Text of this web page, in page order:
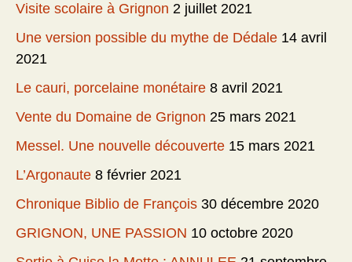
Visite scolaire à Grignon 2 juillet 2021
Une version possible du mythe de Dédale 14 avril
2021
Le cauri, porcelaine monétaire 8 avril 2021
Vente du Domaine de Grignon 25 mars 2021
Messel. Une nouvelle découverte 15 mars 2021
L’Argonaute 8 février 2021
Chronique Biblio de François 30 décembre 2020
GRIGNON, UNE PASSION 10 octobre 2020